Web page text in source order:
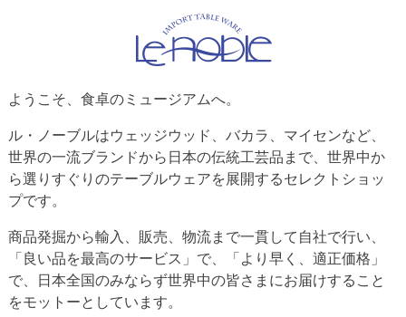
ようこそ、食卓のミュージアムへ。
ル・ノーブルはウェッジウッド、バカラ、マイセンなど、
世界の一流ブランドから日本の伝統工芸品まで、世界中か
ら選りすぐりのテーブルウェアを展開するセレクトショッ
プです。
商品発掘から輸入、販売、物流まで一貫して自社で行い、
「良い品を最高のサービス」で、「より早く、適正価格」
で、日本全国のみならず世界中の皆さまにお届けすること
をモットーとしています。